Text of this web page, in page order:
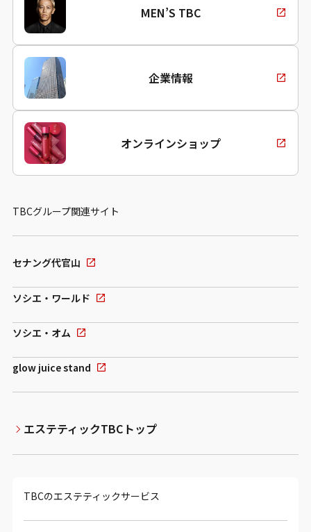
MEN’S TBC
企業情報
オンラインショップ
TBCグループ関連サイト
セナング代官山
ソシエ・ワールド
ソシエ・オム
glow juice stand
エステティックTBCトップ
TBCのエステティックサービス